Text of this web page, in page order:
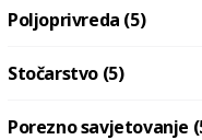
Poljoprivreda (5)
Stočarstvo (5)
Porezno savjetovanje